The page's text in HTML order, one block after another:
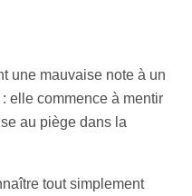
une mauvaise note à un
elle commence à mentir
au piège dans la
tout simplement